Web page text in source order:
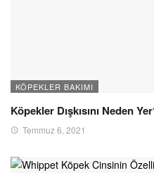
KÖPEKLER BAKIMI
Köpekler Dışkısını Neden
Temmuz 6, 2021